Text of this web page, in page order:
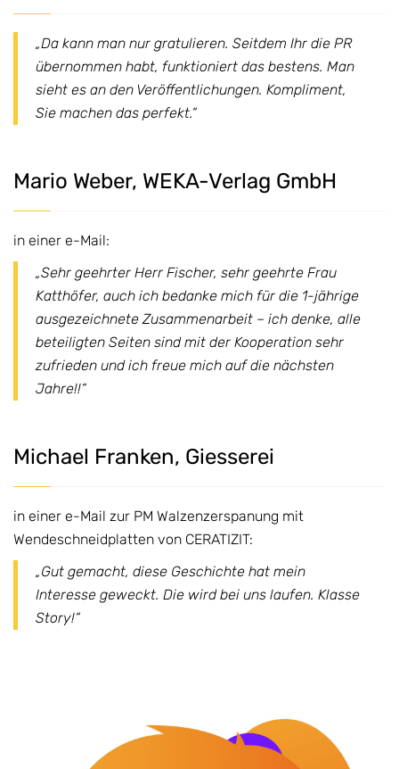
„Da kann man nur gratulieren. Seitdem Ihr die PR
übernommen habt, funktioniert das bestens. Man
sieht es an den Veröffentlichungen. Kompliment,
Sie machen das perfekt.“
Mario Weber, WEKA-Verlag GmbH
in einer e-Mail:
„Sehr geehrter Herr Fischer, sehr geehrte Frau
Katthöfer, auch ich bedanke mich für die 1-jährige
ausgezeichnete Zusammenarbeit – ich denke, alle
beteiligten Seiten sind mit der Kooperation sehr
zufrieden und ich freue mich auf die nächsten
Jahre!!“
Michael Franken, Giesserei
in einer e-Mail zur PM Walzenzerspanung mit
Wendeschneidplatten von CERATIZIT:
„Gut gemacht, diese Geschichte hat mein
Interesse geweckt. Die wird bei uns laufen. Klasse
Story!“